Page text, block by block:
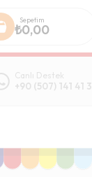
Sepetim
₺0,00
Canlı Destek
+90 (507) 141 41